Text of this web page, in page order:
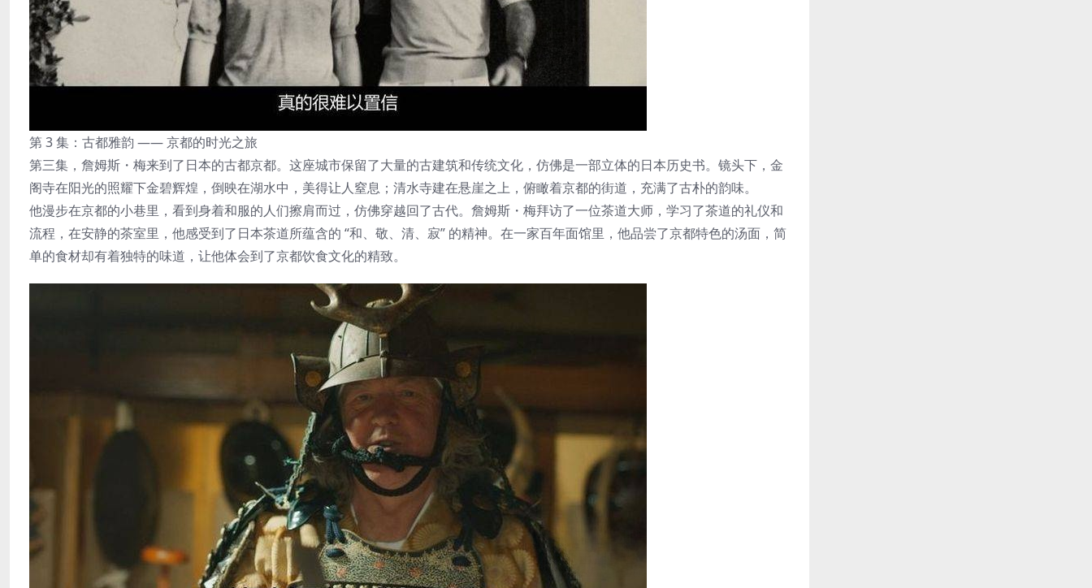
第 3 集：古都雅韵 —— 京都的时光之旅
第三集，詹姆斯・梅来到了日本的古都京都。这座城市保留了大量的古建筑和传统文化，仿佛是一部立体的日本历史书。镜头下，金
阁寺在阳光的照耀下金碧辉煌，倒映在湖水中，美得让人窒息；清水寺建在悬崖之上，俯瞰着京都的街道，充满了古朴的韵味。
他漫步在京都的小巷里，看到身着和服的人们擦肩而过，仿佛穿越回了古代。詹姆斯・梅拜访了一位茶道大师，学习了茶道的礼仪和
流程，在安静的茶室里，他感受到了日本茶道所蕴含的 “和、敬、清、寂” 的精神。在一家百年面馆里，他品尝了京都特色的汤面，简
单的食材却有着独特的味道，让他体会到了京都饮食文化的精致。